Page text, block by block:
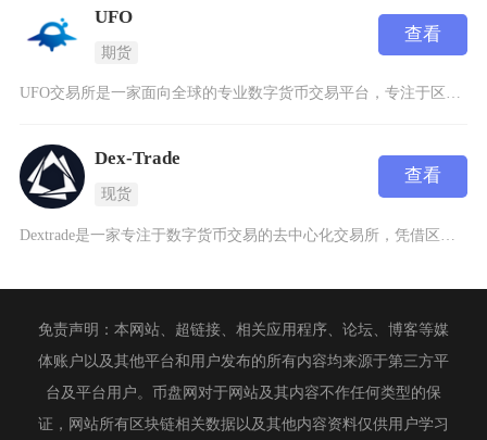
UFO
期货
查看
UFO交易所是一家面向全球的专业数字货币交易平台，专注于区块链技术的开发应用及数字资产交易
Dex-Trade
现货
查看
免责声明：本网站、超链接、相关应用程序、论坛、博客等媒
体账户以及其他平台和用户发布的所有内容均来源于第三方平
台及平台用户。币盘网对于网站及其内容不作任何类型的保
证，网站所有区块链相关数据以及其他内容资料仅供用户学习